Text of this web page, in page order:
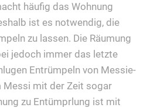
häufig das Wohnung
ist es notwendig, die
zu lassen. Die Räumung
jedoch immer das letzte
Entrümpeln von Messie-
Messi mit der Zeit sogar
zu Entümprlung ist mit